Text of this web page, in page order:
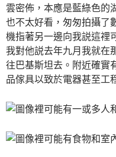
雲密佈，本應是藍綠色的
也不太好看，匆匆拍攝了
機指著另一邊向我説這𥚃
我對他説去年九月我就在
往巴基斯坦去。附近確實
品傢具以致於電器甚至工